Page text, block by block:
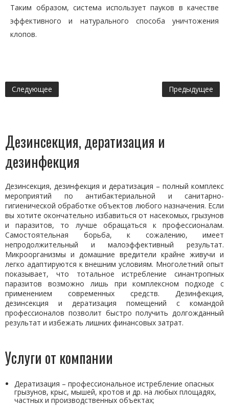
Таким образом, система использует пауков в качестве
эффективного и натурального способа уничтожения
клопов.
Следующее Предыдущее
Дезинсекция, дератизация и
дезинфекция
Дезинсекция, дезинфекция и дератизация – полный комплекс
мероприятий по антибактериальной и санитарно-
гигиенической обработке объектов любого назначения. Если
вы хотите окончательно избавиться от насекомых, грызунов
и паразитов, то лучше обращаться к профессионалам.
Самостоятельная борьба, к сожалению, имеет
непродолжительный и малоэффективный результат.
Микроорганизмы и домашние вредители крайне живучи и
легко адаптируются к внешним условиям. Многолетний опыт
показывает, что тотальное истребление синантропных
паразитов возможно лишь при комплексном подходе с
применением современных средств. Дезинфекция,
дезинсекция и дератизация помещений с командой
профессионалов позволит быстро получить долгожданный
результат и избежать лишних финансовых затрат.
Услуги от компании
Дератизация – профессиональное истребление опасных
грызунов, крыс, мышей, кротов и др. на любых площадях,
частных и производственных объектах;